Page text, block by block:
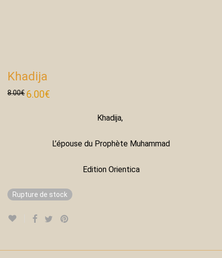
Khadija
8.00€ Le
prix
6.00€
Khadija,
L’épouse du Prophète Muhammad
Edition Orientica
Rupture de stock